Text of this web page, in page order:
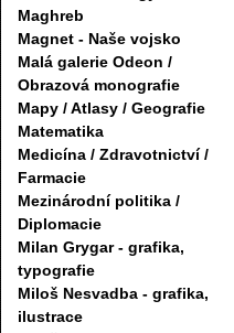
Maghreb
Magnet - Naše vojsko
Malá galerie Odeon /
Obrazová monografie
Mapy / Atlasy / Geografie
Matematika
Medicína / Zdravotnictví /
Farmacie
Mezinárodní politika /
Diplomacie
Milan Grygar - grafika,
typografie
Miloš Nesvadba - grafika,
ilustrace